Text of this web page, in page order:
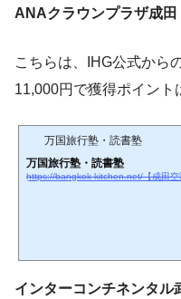
★★★★☆宿泊部屋：シン
ANAクラウンプラザ成田
こちらは、IHG公式から
11,000円で獲得ポイント
万国旅行塾・読書塾
万国旅行塾・読書塾
https://bangkok-kitchen.net/【成田
インターコンチネンタル